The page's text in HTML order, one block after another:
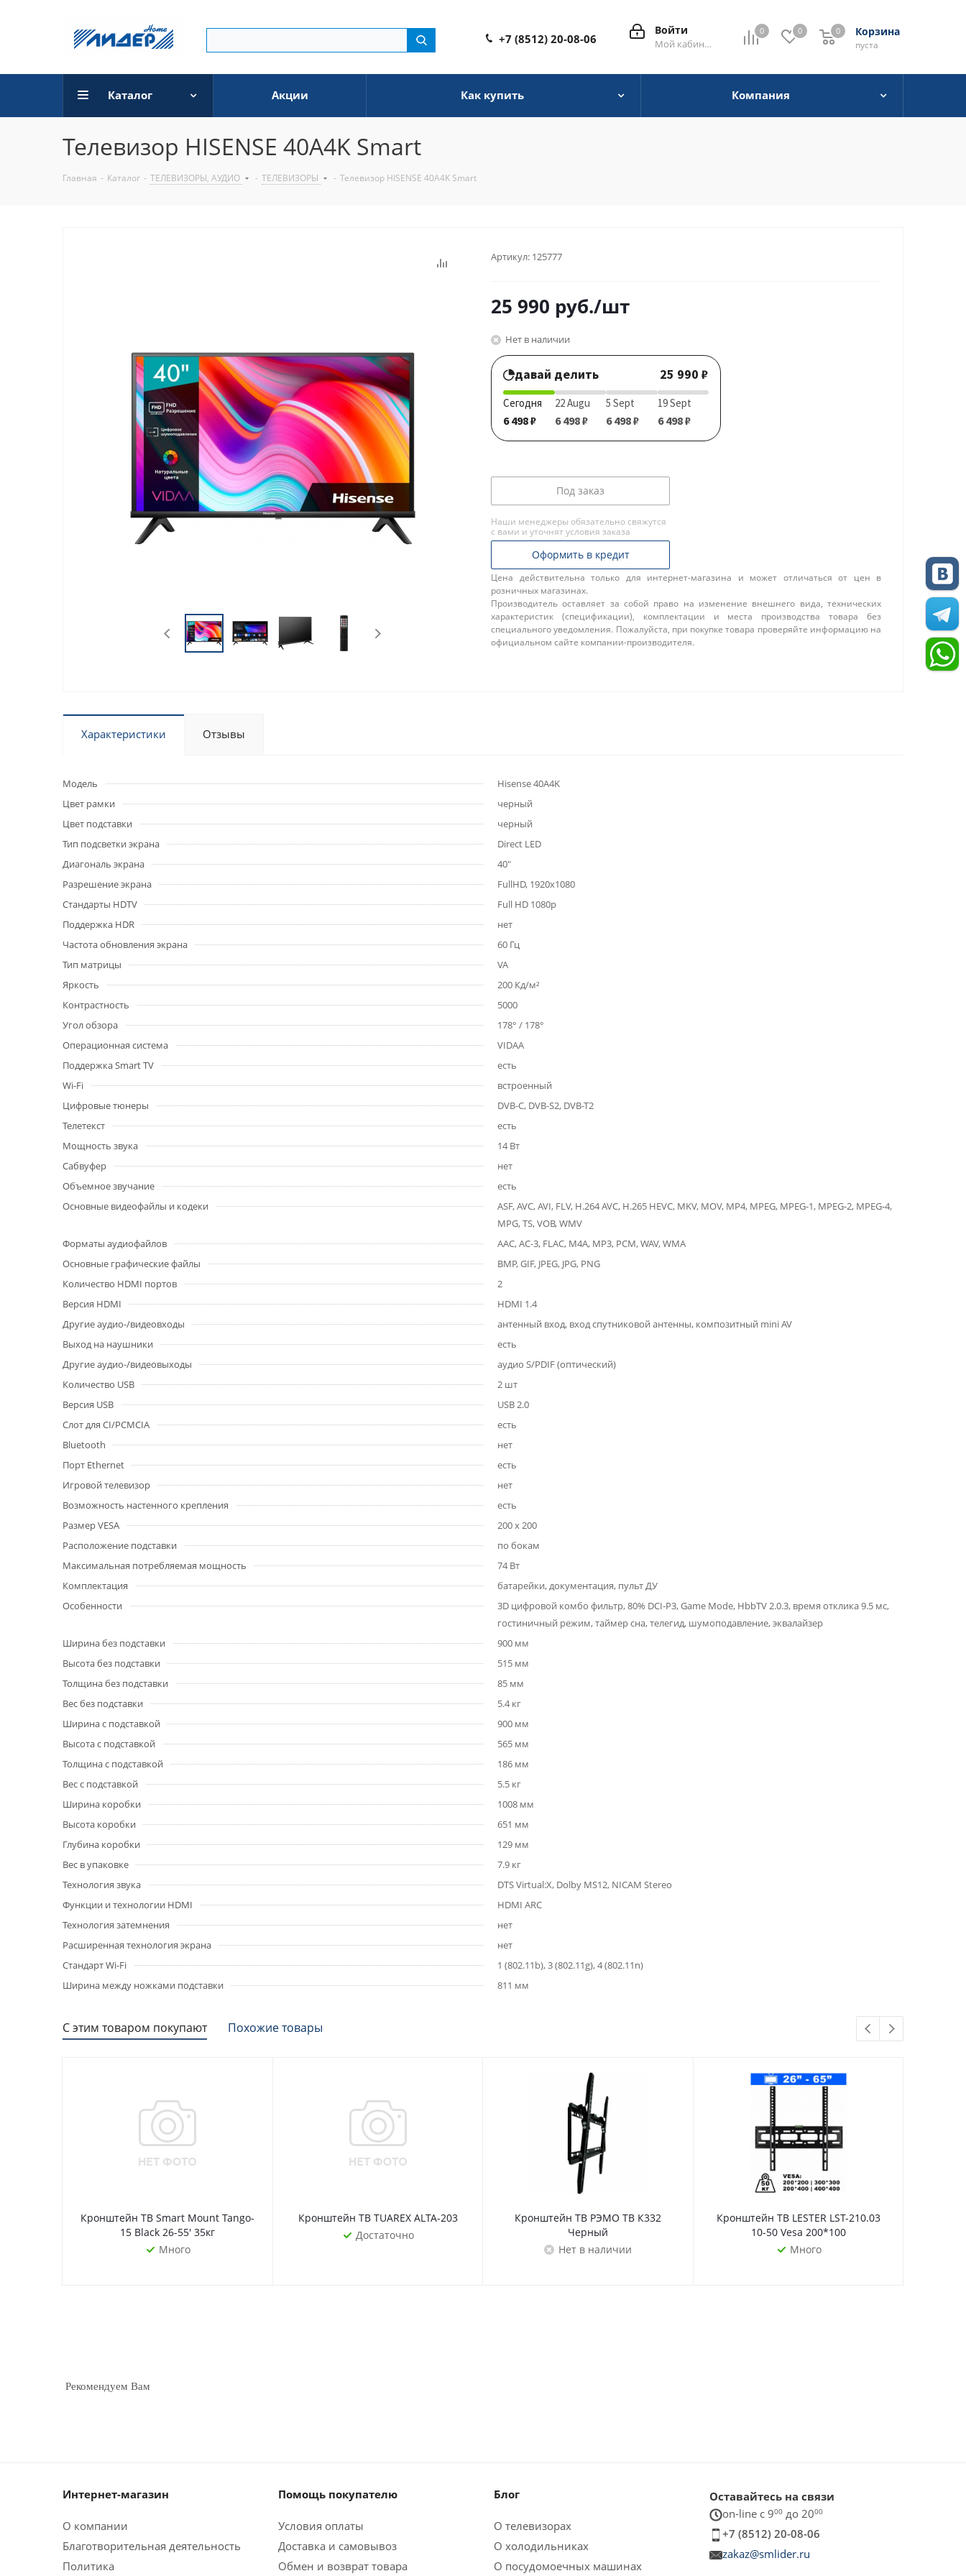
0 0 Корзина
0
пуста
0
Войти
Мой кабинет
+7 (8512) 20-08-06
Каталог Акции Как купить Компания
Телевизор HISENSE 40A4K Smart
Главная - Каталог - ТЕЛЕВИЗОРЫ, АУДИО - ТЕЛЕВИЗОРЫ - Телевизор HISENSE 40A4K Smart
Артикул: 125777
25 990 руб./шт
Нет в наличии
давай делить 25 990 ₽
Сегодня
6 498 ₽
22 Augu
6 498 ₽
5 Sept
6 498 ₽
19 Sept
6 498 ₽
Под заказ
Наши менеджеры обязательно свяжутся
с вами и уточнят условия заказа
Оформить в кредит
Цена действительна только для интернет-магазина и может отличаться от цен в
розничных магазинах.
Производитель оставляет за собой право на изменение внешнего вида, технических
характеристик (спецификации), комплектации и места производства товара без
специального уведомления. Пожалуйста, при покупке товара проверяйте информацию на
официальном сайте компании-производителя.
Характеристики Отзывы
Модель
Hisense 40A4K
Цвет рамки
черный
Цвет подставки
черный
Тип подсветки экрана
Direct LED
Диагональ экрана
40"
Разрешение экрана
FullHD, 1920x1080
Стандарты HDTV
Full HD 1080p
Поддержка HDR
нет
Частота обновления экрана
60 Гц
Тип матрицы
VA
Яркость
200 Кд/м²
Контрастность
5000
Угол обзора
178° / 178°
Операционная система
VIDAA
Поддержка Smart TV
есть
Wi-Fi
встроенный
Цифровые тюнеры
DVB-C, DVB-S2, DVB-T2
Телетекст
есть
Мощность звука
14 Вт
Сабвуфер
нет
Объемное звучание
есть
Основные видеофайлы и кодеки
ASF, AVC, AVI, FLV, H.264 AVC, H.265 HEVC, MKV, MOV, MP4, MPEG, MPEG-1, MPEG-2, MPEG-4,
MPG, TS, VOB, WMV
Форматы аудиофайлов
AAC, AC-3, FLAC, M4A, MP3, PCM, WAV, WMA
Основные графические файлы
BMP, GIF, JPEG, JPG, PNG
Количество HDMI портов
2
Версия HDMI
HDMI 1.4
Другие аудио-/видеовходы
антенный вход, вход спутниковой антенны, композитный mini AV
Выход на наушники
есть
Другие аудио-/видеовыходы
аудио S/PDIF (оптический)
Количество USB
2 шт
Версия USB
USB 2.0
Слот для CI/PCMCIA
есть
Bluetooth
нет
Порт Ethernet
есть
Игровой телевизор
нет
Возможность настенного крепления
есть
Размер VESA
200 x 200
Расположение подставки
по бокам
Максимальная потребляемая мощность
74 Вт
Комплектация
батарейки, документация, пульт ДУ
Особенности
3D цифровой комбо фильтр, 80% DCI-P3, Game Mode, HbbTV 2.0.3, время отклика 9.5 мс,
гостиничный режим, таймер сна, телегид, шумоподавление, эквалайзер
Ширина без подставки
900 мм
Высота без подставки
515 мм
Толщина без подставки
85 мм
Вес без подставки
5.4 кг
Ширина с подставкой
900 мм
Высота с подставкой
565 мм
Толщина с подставкой
186 мм
Вес с подставкой
5.5 кг
Ширина коробки
1008 мм
Высота коробки
651 мм
Глубина коробки
129 мм
Вес в упаковке
7.9 кг
Технология звука
DTS Virtual:X, Dolby MS12, NICAM Stereo
Функции и технологии HDMI
HDMI ARC
Технология затемнения
нет
Расширенная технология экрана
нет
Стандарт Wi-Fi
1 (802.11b), 3 (802.11g), 4 (802.11n)
Ширина между ножками подставки
811 мм
С этим товаром покупают Похожие товары
Кронштейн ТВ Smart Mount Tango-
15 Black 26-55' 35кг
Много
Кронштейн ТВ TUAREX ALTA-203
Достаточно
Кронштейн ТВ РЭМО ТВ К332
Черный
Нет в наличии
Кронштейн ТВ LESTER LST-210.03
10-50 Vesa 200*100
Много
Рекомендуем Вам
Интернет-магазин
О компании
Благотворительная деятельность
Политика
Помощь покупателю
Условия оплаты
Доставка и самовывоз
Обмен и возврат товара
Блог
О телевизорах
О холодильниках
О посудомоечных машинах
Оставайтесь на связи
on-line c 900 до 2000
+7 (8512) 20-08-06
zakaz@smlider.ru